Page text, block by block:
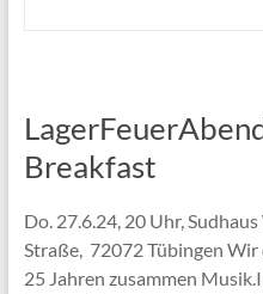
Breakfast
Do. 27.6.24, 20 Uhr,
Straße, 72072 Tübingen
25 Jahren zusammen